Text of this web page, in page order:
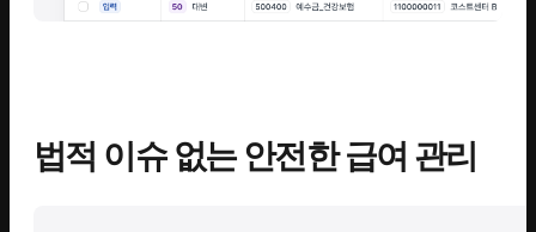
법적 이슈 없는 안전한 급여 관리